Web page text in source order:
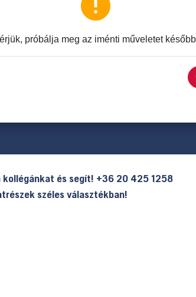
kollégánkat és segít! +36 20 425 1258
széles választékban!